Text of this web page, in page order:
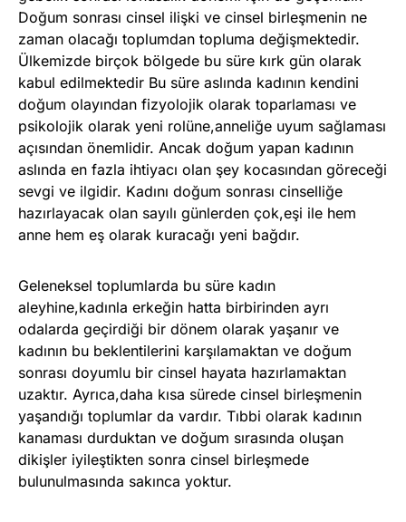
Doğum sonrası cinsel ilişki ve cinsel birleşmenin ne
zaman olacağı toplumdan topluma değişmektedir.
Ülkemizde birçok bölgede bu süre kırk gün olarak
kabul edilmektedir Bu süre aslında kadının kendini
doğum olayından fizyolojik olarak toparlaması ve
psikolojik olarak yeni rolüne,anneliğe uyum sağlaması
açısından önemlidir. Ancak doğum yapan kadının
aslında en fazla ihtiyacı olan şey kocasından göreceği
sevgi ve ilgidir. Kadını doğum sonrası cinselliğe
hazırlayacak olan sayılı günlerden çok,eşi ile hem
anne hem eş olarak kuracağı yeni bağdır.
Geleneksel toplumlarda bu süre kadın
aleyhine,kadınla erkeğin hatta birbirinden ayrı
odalarda geçirdiği bir dönem olarak yaşanır ve
kadının bu beklentilerini karşılamaktan ve doğum
sonrası doyumlu bir cinsel hayata hazırlamaktan
uzaktır. Ayrıca,daha kısa sürede cinsel birleşmenin
yaşandığı toplumlar da vardır. Tıbbi olarak kadının
kanaması durduktan ve doğum sırasında oluşan
dikişler iyileştikten sonra cinsel birleşmede
bulunulmasında sakınca yoktur.